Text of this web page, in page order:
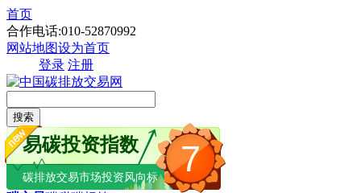
首页
合作电话:010-52870992
网站地图设为首页
登录 注册
搜索
7
易碳投资指数
碳排放交易市场投资风向标